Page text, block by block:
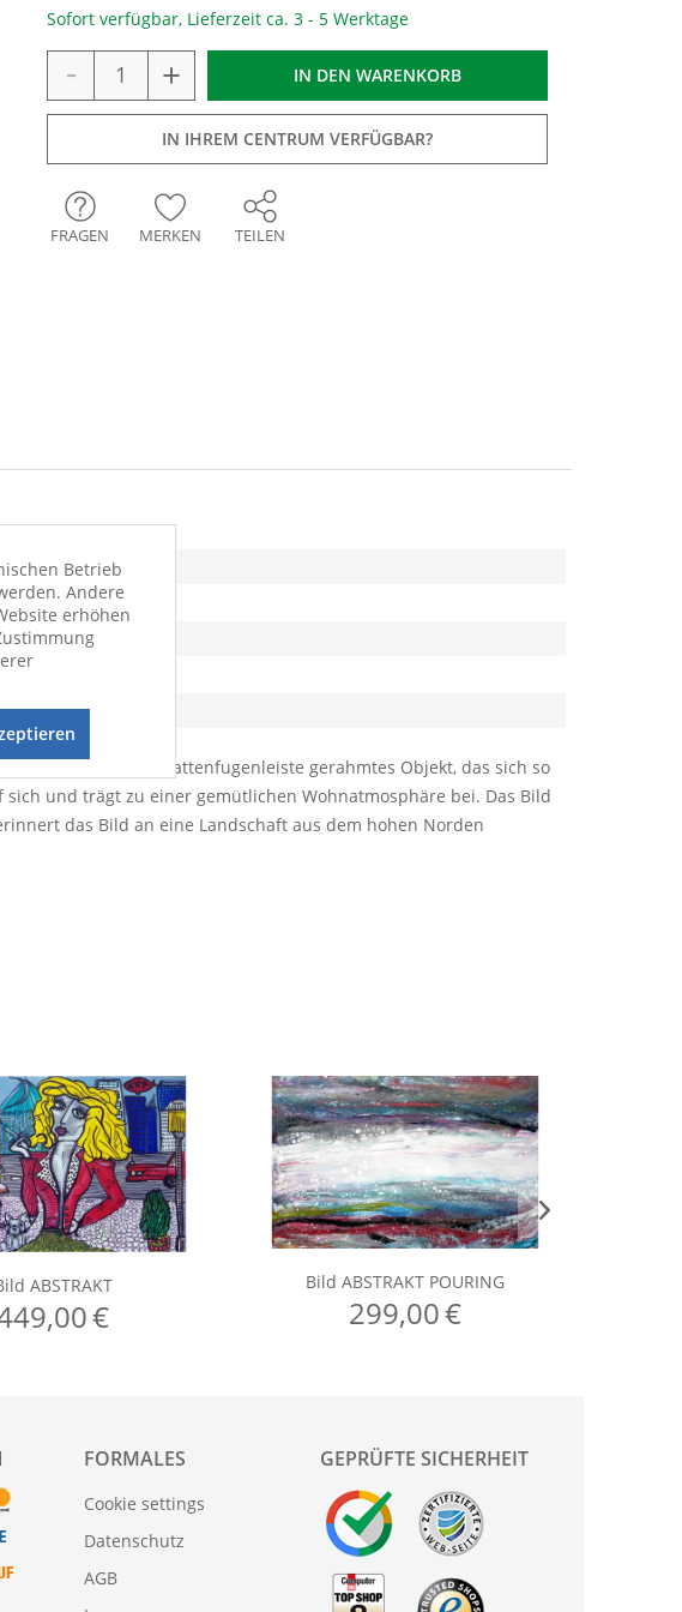
Sofort verfügbar, Lieferzeit ca. 3 - 5 Werktage
- + IN DEN WARENKORB
IN IHREM CENTRUM VERFÜGBAR?
FRAGEN MERKEN TEILEN
ist ein in Schattenfugenleiste gerahmtes Objekt, das sich so
und trägt zu einer gemütlichen Wohnatmosphäre bei. Das Bild
das Bild an eine Landschaft aus dem hohen Norden
FORMALES
Cookie settings
Datenschutz
AGB
GEPRÜFTE SICHERHEIT
Betrieb
Andere
erhöhen